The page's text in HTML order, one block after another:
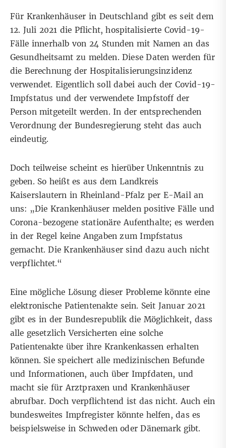
Für Krankenhäuser in Deutschland gibt es seit dem
12. Juli 2021 die Pflicht, hospitalisierte Covid-19-
Fälleinnerhalb von 24 Stunden mit Namen an das
Gesundheitsamt zu melden. Diese Daten werden für
die Berechnung der Hospitalisierungsinzidenz
verwendet. Eigentlich soll dabei auch der Covid-19-
Impfstatus und der verwendete Impfstoff der
Person mitgeteilt werden. In der entsprechenden
Verordnungder Bundesregierung steht das auch
eindeutig.
Doch teilweise scheint es hierüber Unkenntnis zu
geben. So heißt es aus dem Landkreis
Kaiserslautern in Rheinland-Pfalz per E-Mail an
uns: „Die Krankenhäuser melden positive Fälle und
Corona-bezogene stationäre Aufenthalte; es werden
in der Regel keine Angaben zum Impfstatus
gemacht. Die Krankenhäuser sind dazu auch nicht
verpflichtet.“
Eine mögliche Lösung dieser Probleme könnte eine
elektronische Patientenakte sein. Seit Januar 2021
gibt es in der Bundesrepublik die Möglichkeit, dass
alle gesetzlich Versicherten eine solche
Patientenakte über ihre Krankenkassen erhalten
können. Sie speichert alle medizinischen Befunde
und Informationen, auch über Impfdaten, und
macht sie für Arztpraxen und Krankenhäuser
abrufbar. Doch verpflichtend ist das nicht. Auch ein
bundesweites Impfregister könnte helfen, das es
beispielsweise in Schweden oder Dänemarkgibt.